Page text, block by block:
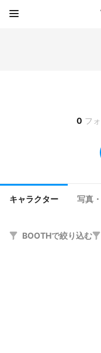
0 フ
キャラクター 写真
BOOTHで絞り込む